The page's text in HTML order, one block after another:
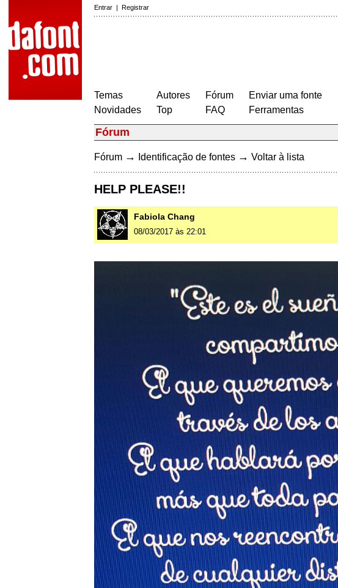
Entrar | Registrar
Temas
Novidades
Autores
Top
Fórum
FAQ
Enviar uma fonte
Ferramentas
Fórum
Fórum → Identificação de fontes → Voltar à lista
HELP PLEASE!!
Fabiola Chang
08/03/2017 às 22:01